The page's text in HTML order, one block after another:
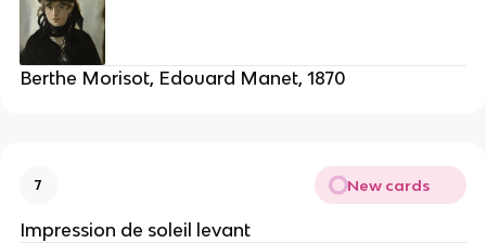
Berthe Morisot, Edouard Manet, 1870
7 New cards
Impression de soleil levant